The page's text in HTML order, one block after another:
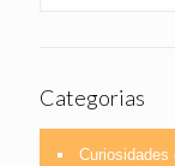
Categorias
Curiosidades